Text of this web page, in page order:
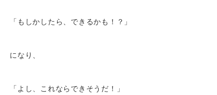
「もしかしたら、できるかも！？」
になり、
「よし、これならできそうだ！」